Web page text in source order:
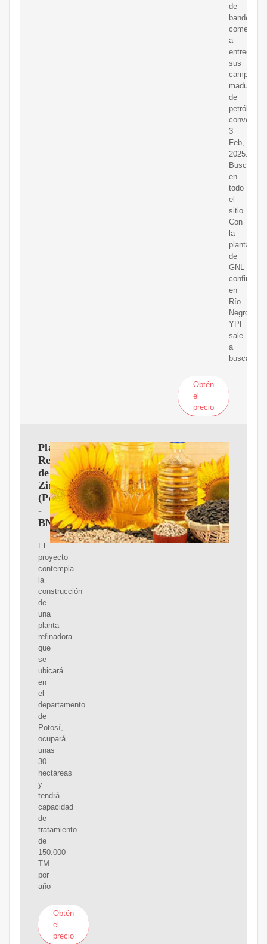
de
bandera
comenzó
a
entregar
sus
campos
maduros
de
petróleo
3
Feb,
2025.
Buscar
en
todo
el
sitio.
Con
la
planta
de
GNL
confirmada
en
Río
Negro,
YPF
sale
a
buscar
Obtén
el
precio
Planta
Refinadora
de
Zinc
(Potosí)
-
BNamericas
El
proyecto
contempla
la
construcción
de
una
planta
refinadora
que
se
ubicará
en
el
departamento
de
Potosí,
ocupará
unas
30
hectáreas
y
tendrá
capacidad
de
tratamiento
de
150.000
TM
por
año
Obtén
el
precio